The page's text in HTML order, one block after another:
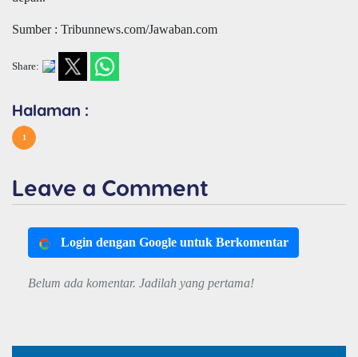
Sumber : Tribunnews.com/Jawaban.com
Share:
Halaman :
1
Leave a Comment
Login dengan Google untuk Berkomentar
Belum ada komentar. Jadilah yang pertama!